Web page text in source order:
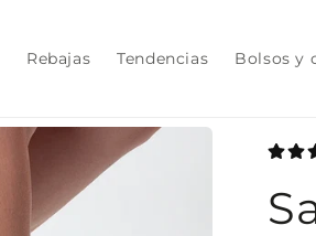
Rebajas Tendencias Bolsos y